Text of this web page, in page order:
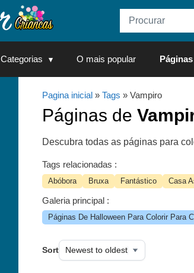
Categorias O mais popular
Pagina inicial» Tags » Vampiro
Páginas de
Descubra todas as páginas para
Tags relacionadas :
Abóbora Bruxa Fantástico Casa
Galeria principal :
Páginas De Halloween Para Colorir Para
Sort